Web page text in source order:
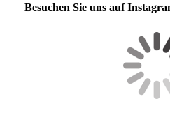
Besuchen Sie uns auf